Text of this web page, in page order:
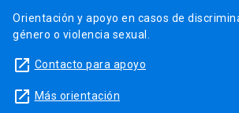
Orientación y apoyo en casos de
género o violencia sexual.
launch Contacto para apoyo
launch Más orientación